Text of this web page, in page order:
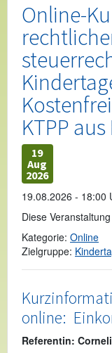
Online-
KTPP
19
Aug
2026
19.08.2026 - 18:00
Diese
Kategorie: Online
Zielgruppe:
online:
Referentin: